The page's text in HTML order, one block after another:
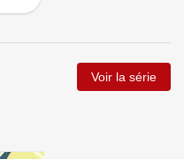
Voir la série